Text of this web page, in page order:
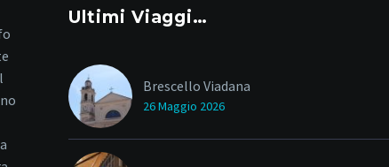
Ultimi Viaggi…
Brescello Viadana
26 Maggio 2026